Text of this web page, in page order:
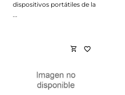
dispositivos portátiles de la
...
shopping_cart favorite_border